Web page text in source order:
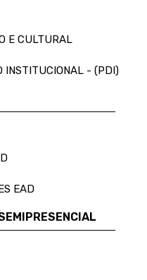
E CULTURAL
INSTITUCIONAL - (PDI)
EAD